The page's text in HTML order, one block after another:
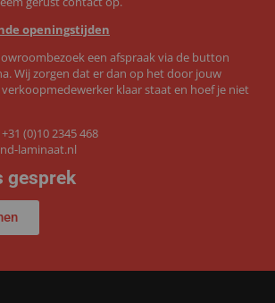
openingstijden
een afspraak via de button
Wij zorgen dat er dan op het door jouw
klaar staat en hoef je niet
+31 (0)10 2345 468
laminaat.nl
gesprek